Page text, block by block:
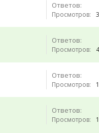
Ответов:
Просмотров:
Ответов:
Просмотров:
Ответов:
Просмотров:
Ответов:
Просмотров: